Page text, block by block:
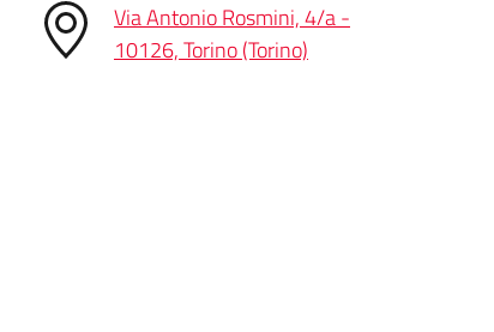
Via Antonio Rosmini, 4/a -
10126, Torino (Torino)